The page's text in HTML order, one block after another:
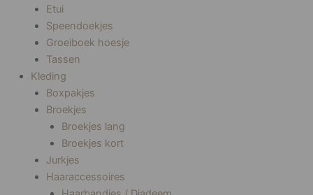
Etui
Speendoekjes
Groeiboek hoesje
Tassen
Kleding
Boxpakjes
Broekjes
Broekjes lang
Broekjes kort
Jurkjes
Haaraccessoires